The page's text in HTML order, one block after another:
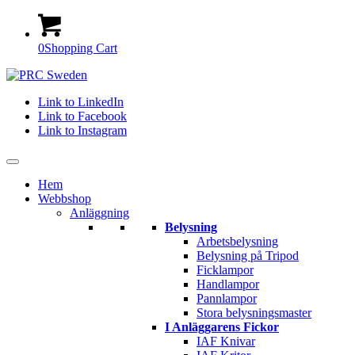
0Shopping Cart
Link to LinkedIn
Link to Facebook
Link to Instagram
Hem
Webbshop
Anläggning
Belysning
Arbetsbelysning
Belysning på Tripod
Ficklampor
Handlampor
Pannlampor
Stora belysningsmaster
I Anläggarens Fickor
IAF Knivar